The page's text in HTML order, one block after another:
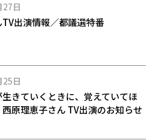
27日
出演情報／都議選特番
25日
生きていくときに、覚えていてほ
西原理恵子さん TV出演のお知らせ